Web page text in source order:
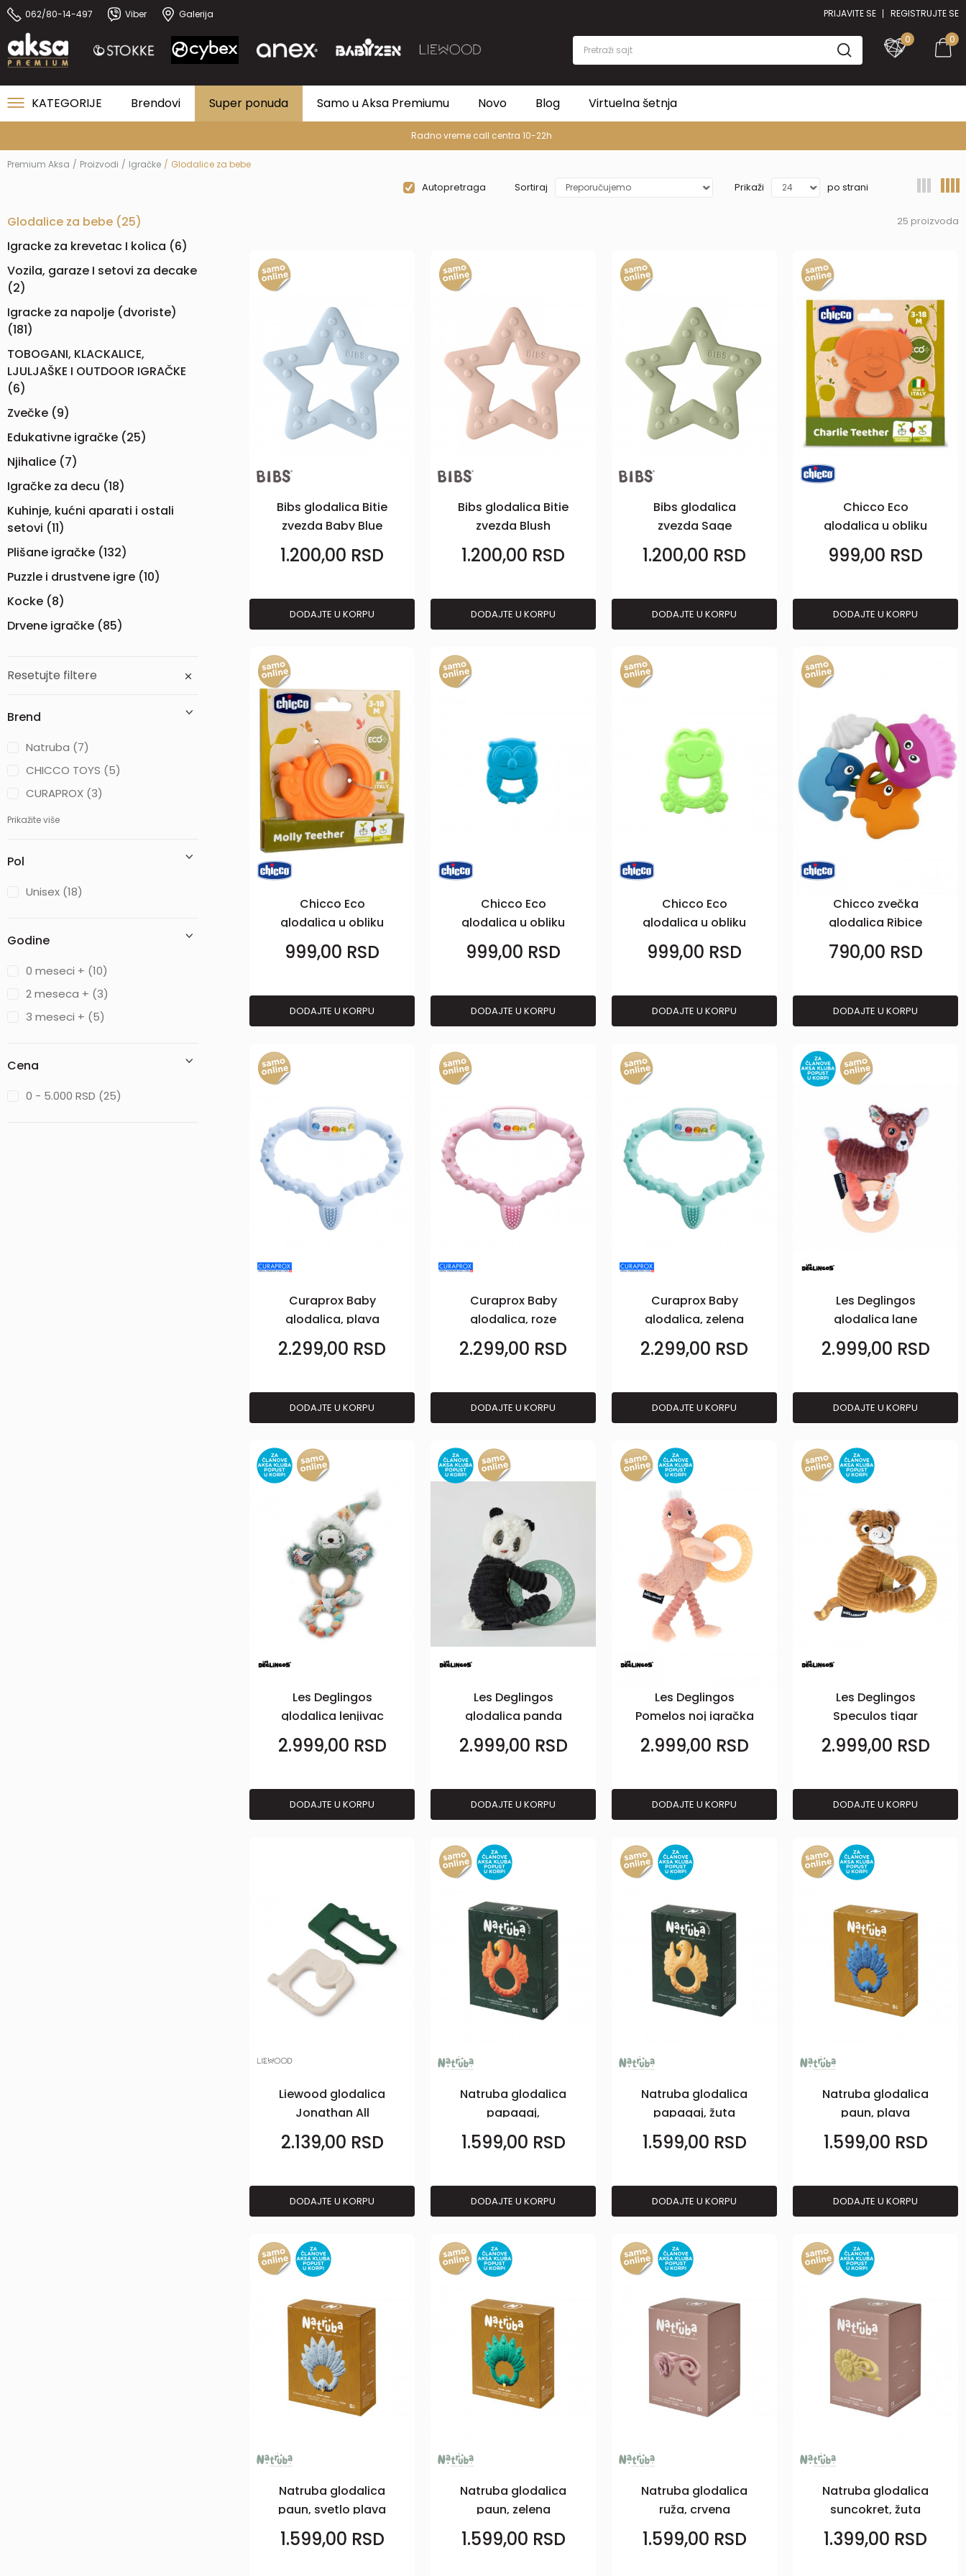
062/80-14-497 Viber Galerija PRIJAVITE SE REGISTRUJTE SE
Pretraži sajt
0
0
KATEGORIJE Brendovi Super ponuda Samo u Aksa Premiumu Novo Blog Virtuelna šetnja
PREMIUM ASORTIMAN
Premium Aksa Proizvodi Igračke Glodalice za bebe
Autopretraga Sortiraj Prikaži po strani
Glodalice za bebe (25)
Igracke za krevetac I kolica (6)
Vozila, garaze I setovi za decake
(2)
Igracke za napolje (dvoriste)
(181)
TOBOGANI, KLACKALICE,
LJULJAŠKE I OUTDOOR IGRAČKE
(6)
Zvečke (9)
Edukativne igračke (25)
Njihalice (7)
Igračke za decu (18)
Kuhinje, kućni aparati i ostali
setovi (11)
Plišane igračke (132)
Puzzle i drustvene igre (10)
Kocke (8)
Drvene igračke (85)
Resetujte filtere
Brend
Natruba (7)
CHICCO TOYS (5)
CURAPROX (3)
Prikažite više
Pol
Unisex (18)
Godine
0 meseci + (10)
2 meseca + (3)
3 meseci + (5)
Cena
0 - 5.000 RSD (25)
25 proizvoda
Bibs glodalica Bitie
zvezda Baby Blue
1.200,00 RSD
DODAJTE U KORPU
Bibs glodalica Bitie
zvezda Blush
1.200,00 RSD
DODAJTE U KORPU
Bibs glodalica
zvezda Sage
1.200,00 RSD
DODAJTE U KORPU
Chicco Eco
glodalica u obliku
kuce
999,00 RSD
DODAJTE U KORPU
Chicco Eco
glodalica u obliku
puža
999,00 RSD
DODAJTE U KORPU
Chicco Eco
glodalica u obliku
sove
999,00 RSD
DODAJTE U KORPU
Chicco Eco
glodalica u obliku
žabe
999,00 RSD
DODAJTE U KORPU
Chicco zvečka
glodalica Ribice
790,00 RSD
DODAJTE U KORPU
Curaprox Baby
glodalica, plava
2.299,00 RSD
DODAJTE U KORPU
Curaprox Baby
glodalica, roze
2.299,00 RSD
DODAJTE U KORPU
Curaprox Baby
glodalica, zelena
2.299,00 RSD
DODAJTE U KORPU
Les Deglingos
glodalica lane
Melimelos
2.999,00 RSD
DODAJTE U KORPU
Les Deglingos
glodalica lenjivac
Chillos
2.999,00 RSD
DODAJTE U KORPU
Les Deglingos
glodalica panda
Rototos
2.999,00 RSD
DODAJTE U KORPU
Les Deglingos
Pomelos noj igračka
glodalica
2.999,00 RSD
DODAJTE U KORPU
Les Deglingos
Speculos tigar
igračka glodalica
2.999,00 RSD
DODAJTE U KORPU
Liewood glodalica
Jonathan All
Together
2kom,Sandy
2.139,00 RSD
DODAJTE U KORPU
Natruba glodalica
papagaj,
narandžasta
1.599,00 RSD
DODAJTE U KORPU
Natruba glodalica
papagaj, žuta
1.599,00 RSD
DODAJTE U KORPU
Natruba glodalica
paun, plava
1.599,00 RSD
DODAJTE U KORPU
Natruba glodalica
paun, svetlo plava
1.599,00 RSD
Natruba glodalica
paun, zelena
1.599,00 RSD
Natruba glodalica
ruža, crvena
1.599,00 RSD
Natruba glodalica
suncokret, žuta
1.399,00 RSD